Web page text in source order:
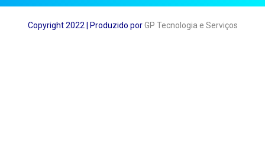
Copyright 2022 | Produzido por GP Tecnologia e Serviços